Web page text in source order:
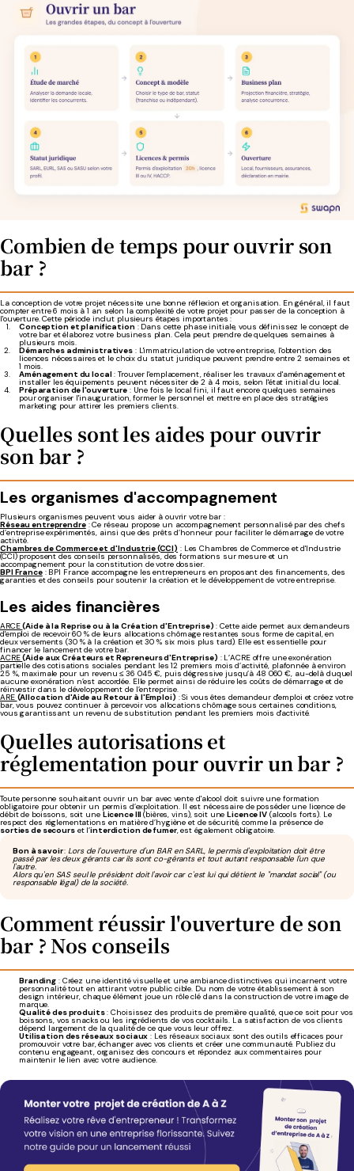
Combien de temps pour ouvrir son
bar ?
La conception de votre projet nécessite une bonne réflexion et organisation. En général, il faut
compter entre 6 mois à 1 an selon la complexité de votre projet pour passer de la conception à
l'ouverture. Cette période inclut plusieurs étapes importantes :
Conception et planification: Dans cette phase initiale, vous définissez le concept de
votre bar et élaborez votre business plan. Cela peut prendre de quelques semaines à
plusieurs mois.
Démarches administratives : L'immatriculation de votre entreprise, l'obtention des
licences nécessaires et le choix du statut juridique peuvent prendre entre 2 semaines et
1 mois.
Aménagement du local: Trouver l'emplacement, réaliser les travaux d'aménagement et
installer les équipements peuvent nécessiter de 2 à 4 mois, selon l'état initial du local.
Préparation de l'ouverture: Une fois le local fini, il faut encore quelques semaines
pour organiser l'inauguration, former le personnel et mettre en place des stratégies
marketing pour attirer les premiers clients.
Quelles sont les aides pour ouvrir
son bar ?
Les organismes d'accompagnement
Plusieurs organismes peuvent vous aider à ouvrir votre bar :
Réseau entreprendre: Ce réseau propose un accompagnement personnalisé par des chefs
d’entreprise expérimentés, ainsi que des prêts d’honneur pour faciliter le démarrage de votre
activité.
Chambres de Commerce et d'Industrie (CCI) : Les Chambres de Commerce et d'Industrie
(CCI) proposent des conseils personnalisés, des formations sur mesure et un
accompagnement pour la constitution de votre dossier.
BPI France: BPI France accompagne les entrepreneurs en proposant des financements, des
garanties et des conseils pour soutenir la création et le développement de votre entreprise.
Les aides financières
ARCE(Aide à la Reprise ou à la Création d'Entreprise) : Cette aide permet aux demandeurs
d'emploi de recevoir 60 % de leurs allocations chômage restantes sous forme de capital, en
deux versements (30 % à la création et 30 % six mois plus tard). Elle est essentielle pour
financer le lancement de votre bar.
ACRE(Aide aux Créateurs et Repreneurs d'Entreprise) : L’ACRE offre une exonération
partielle des cotisations sociales pendant les 12 premiers mois d’activité, plafonnée à environ
25 %, maximale pour un revenu ≤ 36 045 €, puis dégressive jusqu’à 48 060 €, au-delà duquel
aucune exonération n’est accordée. Elle permet ainsi de réduire les coûts de démarrage et de
réinvestir dans le développement de l’entreprise.
ARE (Allocation d'Aide au Retour à l'Emploi) : Si vous êtes demandeur d'emploi et créez votre
bar, vous pouvez continuer à percevoir vos allocations chômage sous certaines conditions,
vous garantissant un revenu de substitution pendant les premiers mois d'activité.
Quelles autorisations et
réglementation pour ouvrir un bar ?
Toute personne souhaitant ouvrir un bar avec vente d'alcool doit suivre une formation
obligatoire pour obtenir un permis d’exploitation. Il est nécessaire de posséder une licence de
débit de boissons, soit une Licence III(bières, vins), soit uneLicence IV (alcools forts). Le
respect des réglementations en matière d’hygiène et de sécurité, comme la présence de
sorties de secourset l’interdiction de fumer, est également obligatoire.
Bon à savoir: Lors de l'ouverture d'un BAR en SARL, le permis d'exploitation doit être
passé par les deux gérants car ils sont co-gérants et tout autant responsable l'un que
l'autre.
Alors qu'en SAS seul le président doit l'avoir car c'est lui qui détient le "mandat social" (ou
responsable légal) de la société.
Comment réussir l'ouverture de son
bar ? Nos conseils
Branding : Créez une identité visuelle et une ambiance distinctives qui incarnent votre
personnalité tout en attirant votre public cible. Du nom de votre établissement à son
design intérieur, chaque élément joue un rôle clé dans la construction de votre image de
marque.
Qualité des produits: Choisissez des produits de première qualité, que ce soit pour vos
boissons, vos snacks ou les ingrédients de vos cocktails. La satisfaction de vos clients
dépend largement de la qualité de ce que vous leur offrez.
Utilisation des réseaux sociaux : Les réseaux sociaux sont des outils efficaces pour
promouvoir votre bar, échanger avec vos clients et créer une communauté. Publiez du
contenu engageant, organisez des concours et répondez aux commentaires pour
maintenir le lien avec votre audience.